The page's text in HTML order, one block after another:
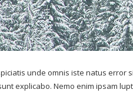
unde omnis iste natus error
explicabo. Nemo enim ipsam